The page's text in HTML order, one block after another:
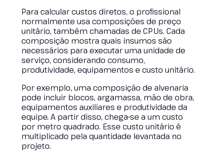
Para calcular custos diretos, o profissional
normalmente usa composições de preço
unitário, também chamadas de CPUs. Cada
composição mostra quais insumos são
necessários para executar uma unidade de
serviço, considerando consumo,
produtividade, equipamentos e custo unitário.
Por exemplo, uma composição de alvenaria
pode incluir blocos, argamassa, mão de obra,
equipamentos auxiliares e produtividade da
equipe. A partir disso, chega-se a um custo
por metro quadrado. Esse custo unitário é
multiplicado pela quantidade levantada no
projeto.